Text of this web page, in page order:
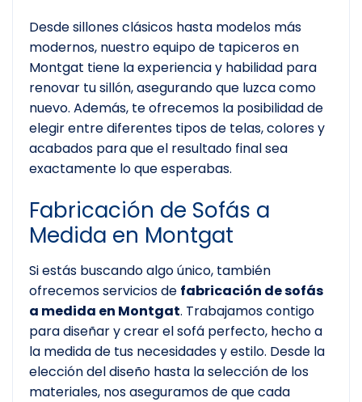
Desde sillones clásicos hasta modelos más
modernos, nuestro equipo de tapiceros en
Montgat tiene la experiencia y habilidad para
renovar tu sillón, asegurando que luzca como
nuevo. Además, te ofrecemos la posibilidad de
elegir entre diferentes tipos de telas, colores y
acabados para que el resultado final sea
exactamente lo que esperabas.
Fabricación de Sofás a
Medida en Montgat
Si estás buscando algo único, también
ofrecemos servicios de fabricación de sofás
a medida en Montgat. Trabajamos contigo
para diseñar y crear el sofá perfecto, hecho a
la medida de tus necesidades y estilo. Desde la
elección del diseño hasta la selección de los
materiales, nos aseguramos de que cada